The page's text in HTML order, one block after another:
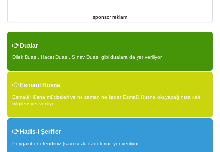
sponsor reklam
Dualar
Dilek Duası, Hacet Duası, Sınav Duası gibi dualara da yer veriliyor
Esmaül Hüsna
Esmaül Hüsna mücizeleri ve ne zaman ne kadar Esmaül Hüsna okuyacağınıza dair
bilgilere yer veriliyor
Hadis-i Şerifler
Peygamber efendimiz (sav) sözlü ifadelerine yer veriliyor